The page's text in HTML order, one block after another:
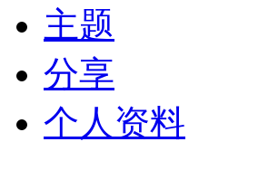
主题
分享
个人资料